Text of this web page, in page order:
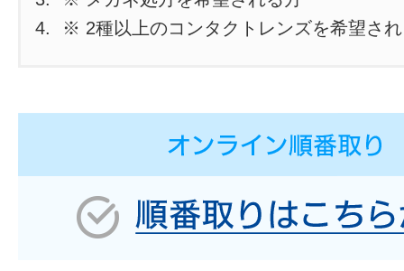
※ 2種以上のコンタクトレンズを希望さ